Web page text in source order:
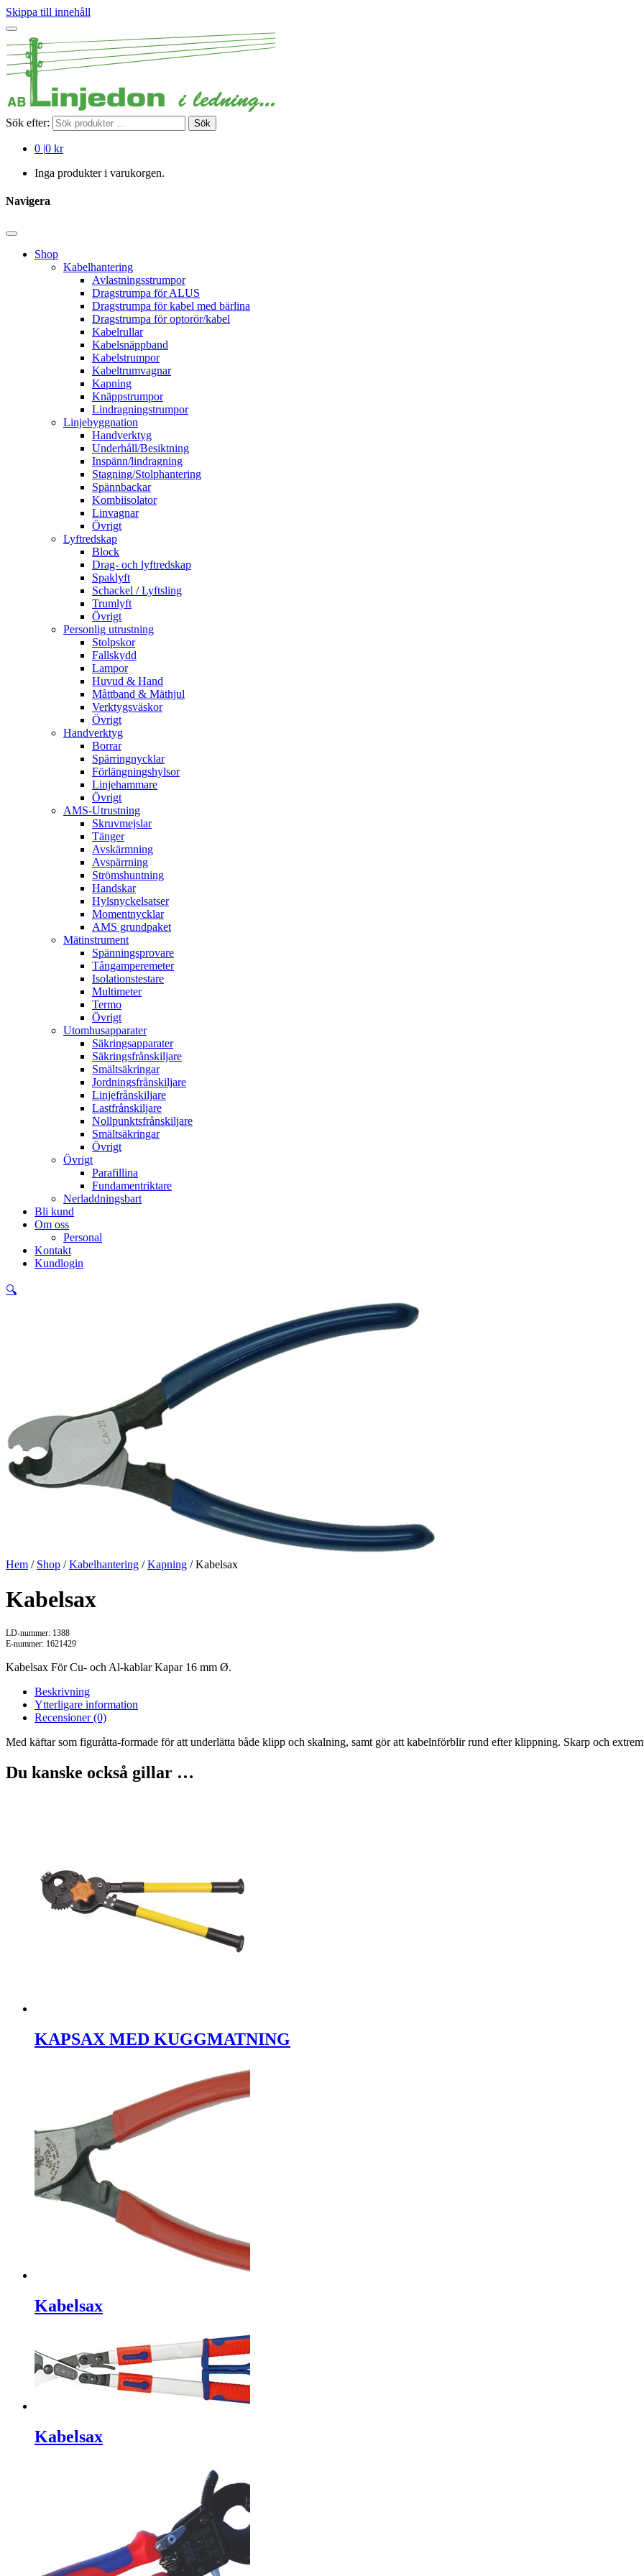
Skippa till innehåll
Sök efter: Sök
0 |0 kr
Inga produkter i varukorgen.
Navigera
Shop
Kabelhantering
Avlastningsstrumpor
Dragstrumpa för ALUS
Dragstrumpa för kabel med bärlina
Dragstrumpa för optorör/kabel
Kabelrullar
Kabelsnäppband
Kabelstrumpor
Kabeltrumvagnar
Kapning
Knäppstrumpor
Lindragningstrumpor
Linjebyggnation
Handverktyg
Underhåll/Besiktning
Inspänn/lindragning
Stagning/Stolphantering
Spännbackar
Kombiisolator
Linvagnar
Övrigt
Lyftredskap
Block
Drag- och lyftredskap
Spaklyft
Schackel / Lyftsling
Trumlyft
Övrigt
Personlig utrustning
Stolpskor
Fallskydd
Lampor
Huvud & Hand
Måttband & Mäthjul
Verktygsväskor
Övrigt
Handverktyg
Borrar
Spärringnycklar
Förlängningshylsor
Linjehammare
Övrigt
AMS-Utrustning
Skruvmejslar
Tänger
Avskärmning
Avspärrning
Strömshuntning
Handskar
Hylsnyckelsatser
Momentnycklar
AMS grundpaket
Mätinstrument
Spänningsprovare
Tångamperemeter
Isolationstestare
Multimeter
Termo
Övrigt
Utomhusapparater
Säkringsapparater
Säkringsfrånskiljare
Smältsäkringar
Jordningsfrånskiljare
Linjefrånskiljare
Lastfrånskiljare
Nollpunktsfrånskiljare
Smältsäkringar
Övrigt
Övrigt
Parafillina
Fundamentriktare
Nerladdningsbart
Bli kund
Om oss
Personal
Kontakt
Kundlogin
🔍
Hem / Shop /Kabelhantering /Kapning / Kabelsax
Kabelsax
LD-nummer: 1388
E-nummer: 1621429
Kabelsax För Cu- och Al-kablar Kapar 16 mm Ø.
Beskrivning
Ytterligare information
Recensioner (0)
Med käftar som figuråtta-formade för att underlätta både klipp och skalning, samt gör att kabelnförblir rund efter klippning. Skarp och
Du kanske också gillar …
KAPSAX MED KUGGMATNING
Kabelsax
Kabelsax